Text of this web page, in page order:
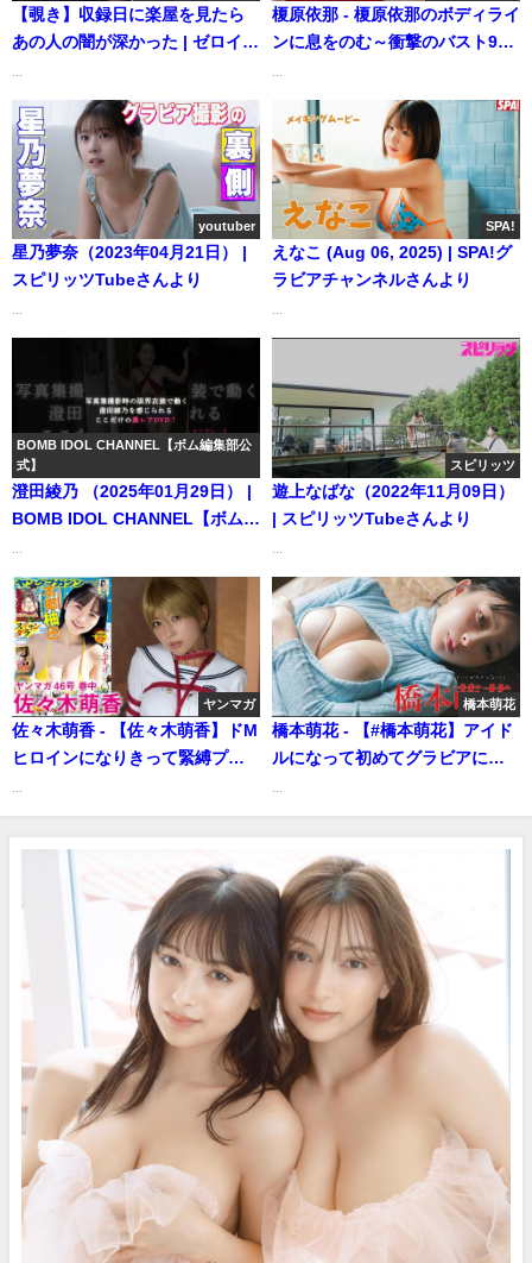
【覗き】収録日に楽屋を見たら
あの人の闇が深かった | ゼロイチ
榎原依那 - 榎原依那のボディライ
ンに息をのむ～衝撃のバスト99
～【21時配信】【GRAVURE】
(Jul 30, 2025) | Channel MNK
さんより
youtuber
星乃夢奈（2023年04月21日） |
スピリッツTubeさんより
...
SPA!
えなこ (Aug 06, 2025) | SPA!グ
ラビアチャンネルさんより
...
BOMB IDOL CHANNEL【ボム編集部公
式】
澄田綾乃 （2025年01月29日） |
BOMB IDOL CHANNEL【ボム編
スピリッツ
遊上なばな（2022年11月09日）
| スピリッツTubeさんより
ヤンマガ
佐々木萌香 - 【佐々木萌香】ドM
ヒロインになりきって緊縛プレ
ンマガchさんより
橋本萌花
橋本萌花 - 【#橋本萌花】アイド
ルになって初めてグラビアに帰
わかんない!!』好評発売中！
Moca Hashimoto (Jun 30,
2026) | 週プレChannel【集英社
週刊プレイボーイ公式】さんよ